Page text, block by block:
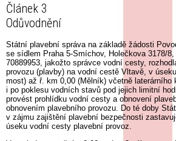
Článek 3
Odůvodnění
Státní plavební správa na základě žádosti
se sídlem Praha 5-Smíchov, Holečkova 3178/
70889953, jakožto správce vodní cesty,
provozu (plavby) na vodní cestě Vltavě, v
most) až ř. km 0,00 (Mělník) včetně laterárního
i po poklesu vodních stavů pod jejich limitní
provést prohlídku vodní cesty a obnovení
obnovením plavebního provozu. Do té doby
v zájmu zajištění plavební bezpečnosti
úseku vodní cesty plavební provoz.